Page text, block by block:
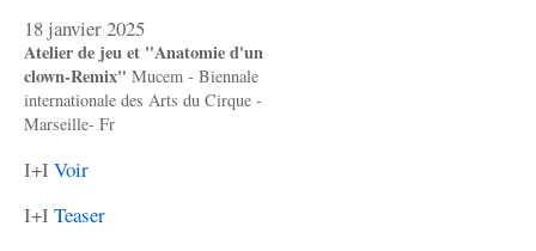
18 janvier 2025
Atelier de jeu et "Anatomie d'un
clown-Remix" Mucem - Biennale
internationale des Arts du Cirque -
Marseille- Fr
I+I Voir
I+I Teaser